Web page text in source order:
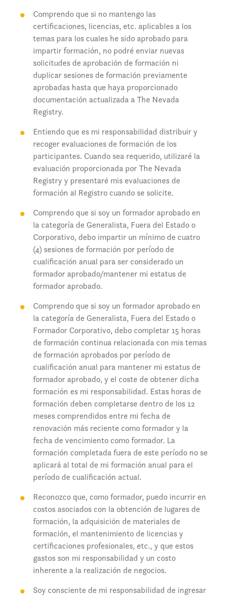
Comprendo que si no mantengo las
certificaciones, licencias, etc. aplicables a los
temas para los cuales he sido aprobado para
impartir formación, no podré enviar nuevas
solicitudes de aprobación de formación ni
duplicar sesiones de formación previamente
aprobadas hasta que haya proporcionado
documentación actualizada a The Nevada
Registry.
Entiendo que es mi responsabilidad distribuir y
recoger evaluaciones de formación de los
participantes. Cuando sea requerido, utilizaré la
evaluación proporcionada por The Nevada
Registry y presentaré mis evaluaciones de
formación al Registro cuando se solicite.
Comprendo que si soy un formador aprobado en
la categoría de Generalista, Fuera del Estado o
Corporativo, debo impartir un mínimo de cuatro
(4) sesiones de formación por período de
cualificación anual para ser considerado un
formador aprobado/mantener mi estatus de
formador aprobado.
Comprendo que si soy un formador aprobado en
la categoría de Generalista, Fuera del Estado o
Formador Corporativo, debo completar 15 horas
de formación continua relacionada con mis temas
de formación aprobados por período de
cualificación anual para mantener mi estatus de
formador aprobado, y el coste de obtener dicha
formación es mi responsabilidad. Estas horas de
formación deben completarse dentro de los 12
meses comprendidos entre mi fecha de
renovación más reciente como formador y la
fecha de vencimiento como formador. La
formación completada fuera de este período no se
aplicará al total de mi formación anual para el
período de cualificación actual.
Reconozco que, como formador, puedo incurrir en
costos asociados con la obtención de lugares de
formación, la adquisición de materiales de
formación, el mantenimiento de licencias y
certificaciones profesionales, etc., y que estos
gastos son mi responsabilidad y un costo
inherente a la realización de negocios.
Soy consciente de mi responsabilidad de ingresar